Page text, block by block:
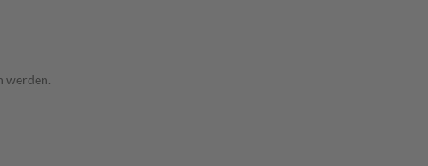
werden.